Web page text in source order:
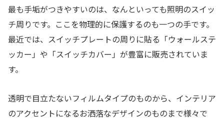
最も手垢がつきやすいのは、なんといっても照明のスイッ
チ周りです。ここを物理的に保護するのも一つの手です。
最近では、スイッチプレートの周りに貼る「ウォールステ
ッカー」や「スイッチカバー」が豊富に販売されていま
す。
透明で目立たないフィルムタイプのものから、インテリア
のアクセントになるお洒落なデザインのものまで様々で